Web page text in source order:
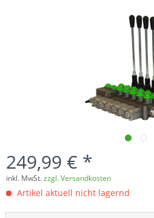
249,99 € *
inkl. MwSt.zzgl. Versandkosten
Artikel aktuell nicht lagernd